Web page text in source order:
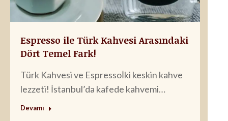
Espresso ile Türk Kahvesi Arasındaki
Dört Temel Fark!
Türk Kahvesi ve Espressoİki keskin kahve
lezzeti! İstanbul’da kafede kahvemi…
Devamı